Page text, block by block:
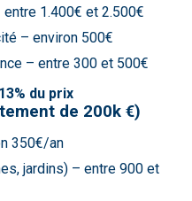
1.400€ et 2.500€
– environ 500€
– entre 300 et 500€
du prix
de 200k €)
350€/an
jardins) – entre 900 et